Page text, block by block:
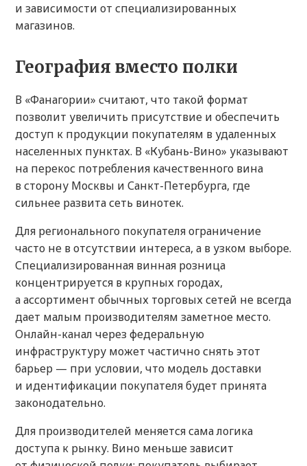
и зависимости от специализированных
магазинов.
География вместо полки
В «Фанагории» считают, что такой формат
позволит увеличить присутствие и обеспечить
доступ к продукции покупателям в удаленных
населенных пунктах. В «Кубань-Вино» указывают
на перекос потребления качественного вина
в сторону Москвы и Санкт-Петербурга, где
сильнее развита сеть винотек.
Для регионального покупателя ограничение
часто не в отсутствии интереса, а в узком выборе.
Специализированная винная розница
концентрируется в крупных городах,
а ассортимент обычных торговых сетей не всегда
дает малым производителям заметное место.
Онлайн-канал через федеральную
инфраструктуру может частично снять этот
барьер — при условии, что модель доставки
и идентификации покупателя будет принята
законодательно.
Для производителей меняется сама логика
доступа к рынку. Вино меньше зависит